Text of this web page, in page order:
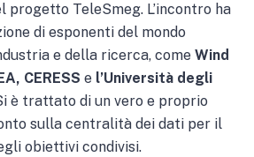
progetto TeleSmeg. L’incontro ha
di esponenti del mondo
e della ricerca, come Wind
CERESS e l’Università degli
è trattato di un vero e proprio
sulla centralità dei dati per il
obiettivi condivisi.